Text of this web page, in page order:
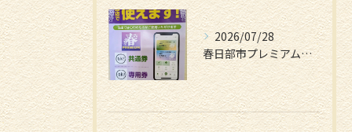
2026/07/28
春日部市プレミアム付電子商品券📱